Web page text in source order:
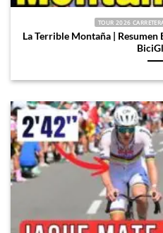
TOUR 2026
La Terrible Montaña | Resumen